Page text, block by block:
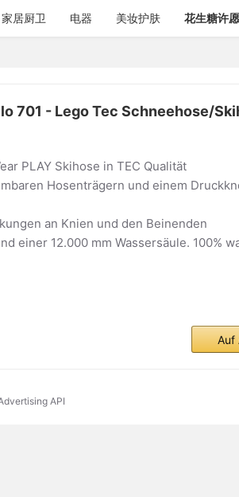
家居厨卫 电器 美妆护肤 花生糖许
701 - Lego Tec Schneehose/
PLAY Skihose in TEC Qualität
Hosenträgern und einem
an Knien und den Beinenden
einer 12.000 mm Wassersäule. 100%
Auf
API